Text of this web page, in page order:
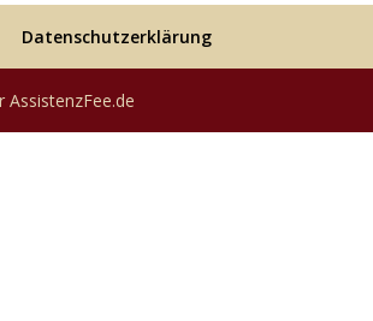
Datenschutzerklärung
AssistenzFee.de